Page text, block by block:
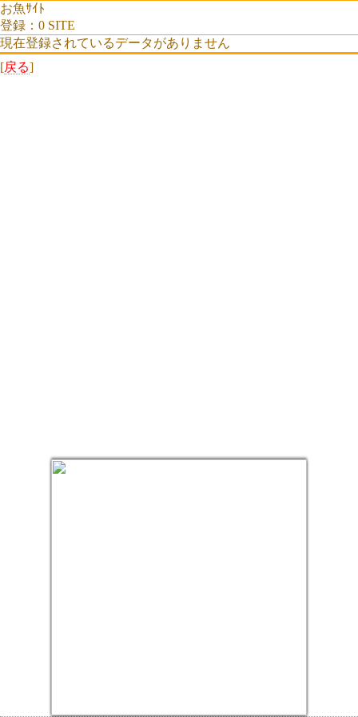
お魚ｻｲﾄ
登録：0 SITE
現在登録されているデータがありません
[戻る]